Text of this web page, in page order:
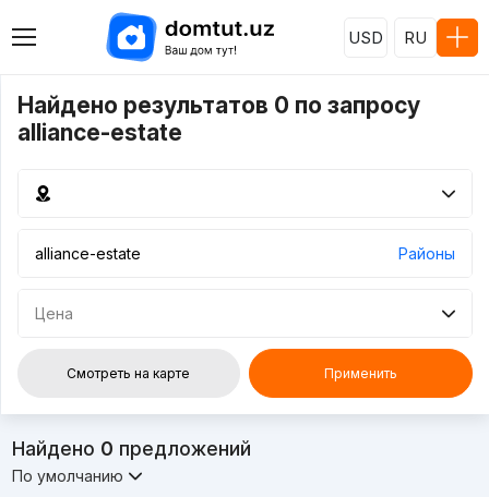
USD RU
Найдено результатов 0 по запросу
alliance-estate
Районы
Цена
Смотреть на карте Применить
Найдено 0 предложений
По умолчанию